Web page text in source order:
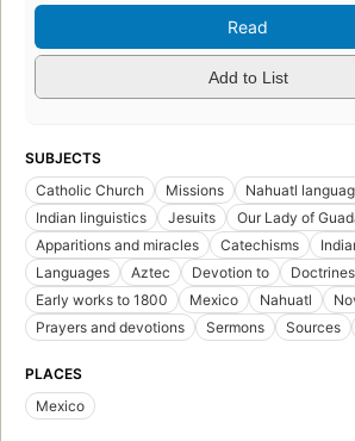
Read
Add to List
SUBJECTS
Catholic Church
Missions Nahuatl
Indian linguistics
Jesuits
Our Lady of
Apparitions and miracles
Catechisms
Languages
Aztec Devotion to
Doctrines
Early works to 1800
Mexico Nahuatl
Prayers and devotions
Sermons Sources
PLACES
Mexico